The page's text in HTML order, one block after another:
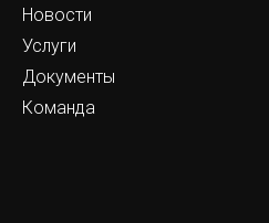
Новости
Услуги
Документы
Команда